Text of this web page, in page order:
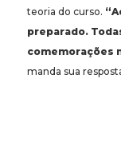
teoria do curso.
preparado.
comemorações
manda sua